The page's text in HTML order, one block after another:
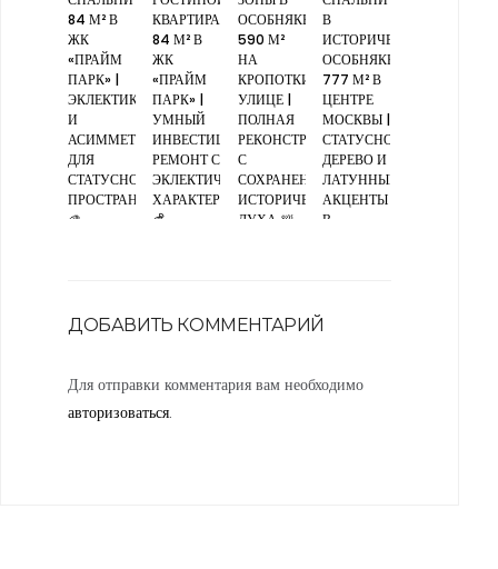
84 М² В
ЖК
«ПРАЙМ
ПАРК» |
ЭКЛЕКТИКА
И
АСИММЕТРИЯ
ДЛЯ
СТАТУСНОГО
ПРОСТРАНСТВА
🎨
КВАРТИРА
84 М² В
ЖК
«ПРАЙМ
ПАРК» |
УМНЫЙ
ИНВЕСТИЦИОННЫЙ
РЕМОНТ С
ЭКЛЕКТИЧНЫМ
ХАРАКТЕРОМ
💰
ОСОБНЯКЕ
590 М²
НА
КРОПОТКИНСКОЙ
УЛИЦЕ |
ПОЛНАЯ
РЕКОНСТРУКЦИЯ
С
СОХРАНЕНИЕМ
ИСТОРИЧЕСКОГО
ДУХА 🛀
В
ИСТОРИЧЕСКОМ
ОСОБНЯКЕ
777 М² В
ЦЕНТРЕ
МОСКВЫ |
СТАТУСНОЕ
ДЕРЕВО И
ЛАТУННЫЕ
АКЦЕНТЫ
В
ДОБАВИТЬ КОММЕНТАРИЙ
Для отправки комментария вам необходимо
авторизоваться.